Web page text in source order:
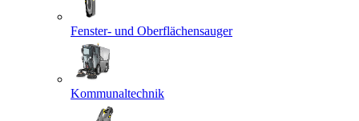
Fenster- und Oberflächensauger
Kommunaltechnik